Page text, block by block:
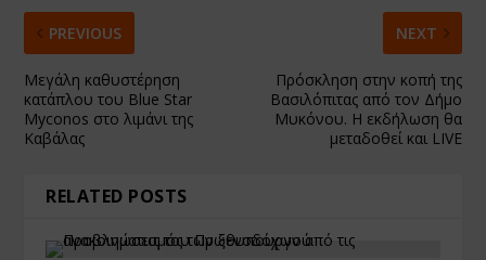
PREVIOUS
Μεγάλη καθυστέρηση
κατάπλου του Blue Star
Myconos στο λιμάνι της
Καβάλας
NEXT
Πρόσκληση στην κοπή της
Βασιλόπιτας από τον Δήμο
Μυκόνου. Η εκδήλωση θα
μεταδοθεί και LIVE
RELATED POSTS